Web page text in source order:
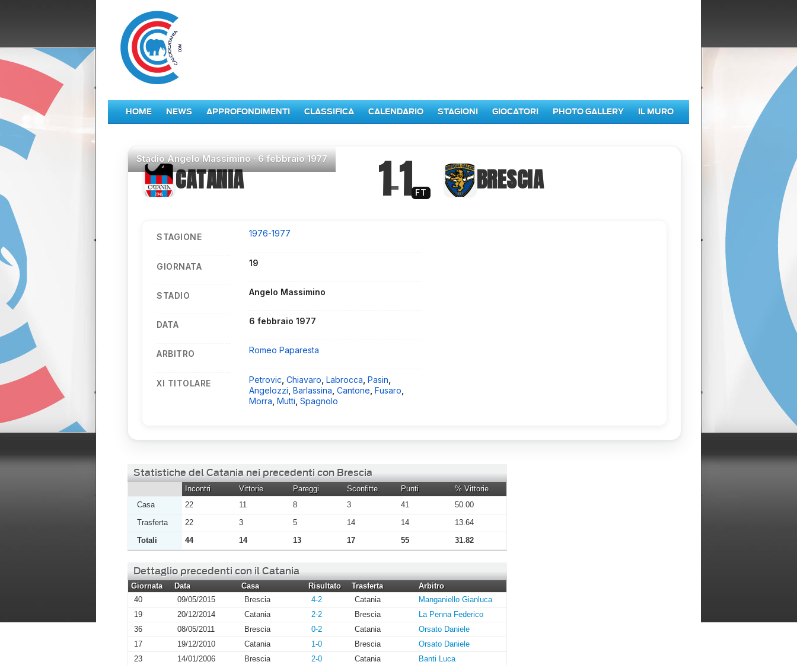
HOME NEWS APPROFONDIMENTI CLASSIFICA CALENDARIO STAGIONI GIOCATORI PHOTO GALLERY IL MURO
StadioAngelo Massimino ·6 febbraio 1977
CATANIA 1–1 FT BRESCIA
STAGIONE 1976-1977
GIORNATA 19
STADIO Angelo Massimino
DATA 6 febbraio 1977
ARBITRO Romeo Paparesta
XI TITOLARE Petrovic ,Chiavaro ,Labrocca ,Pasin
Angelozzi ,Barlassina ,Cantone ,Fusaro
Morra ,Mutti ,Spagnolo
Statistiche del Catania nei precedenti con Brescia
Incontri Vittorie Pareggi Sconfitte Punti
% Vittorie
Casa
22 11 8 3 41
50.00
Trasferta
22 3 5 14 14
13.64
Totali
44 14 13 17 55 31.82
Dettaglio precedenti con il Catania
Giornata Data Casa Risultato Trasferta
Arbitro
40
09/05/2015 Brescia 4-2 Catania
Manganiello Gianluca
19
20/12/2014 Catania 2-2 Brescia
La Penna Federico
36
08/05/2011 Brescia 0-2 Catania
Orsato Daniele
17
19/12/2010 Catania 1-0 Brescia
Orsato Daniele
23
14/01/2006 Brescia 2-0 Catania
Banti Luca